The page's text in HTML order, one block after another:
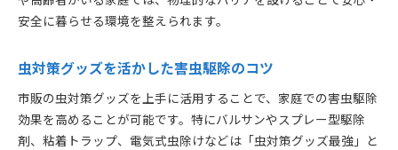
安全に暮らせる環境を整えられます。
虫対策グッズを活かした害虫駆除のコツ
市販の虫対策グッズを上手に活用することで、家庭での害虫駆除
効果を高めることが可能です。特にバルサンやスプレー型駆除
剤、粘着トラップ、電気式虫除けなどは「虫対策グッズ最強」と